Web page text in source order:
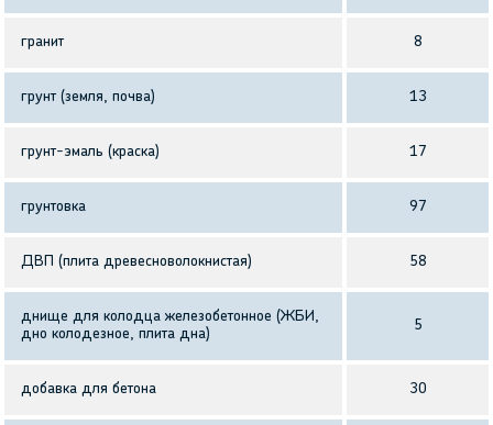
гранит 8
грунт (земля, почва) 13
грунт-эмаль (краска) 17
грунтовка 97
ДВП (плита древесноволокнистая) 58
днище для колодца железобетонное (ЖБИ,
дно колодезное, плита дна)
5
добавка для бетона 30